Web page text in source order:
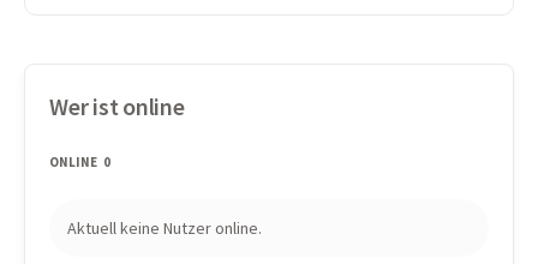
Wer ist online
ONLINE 0
Aktuell keine Nutzer online.